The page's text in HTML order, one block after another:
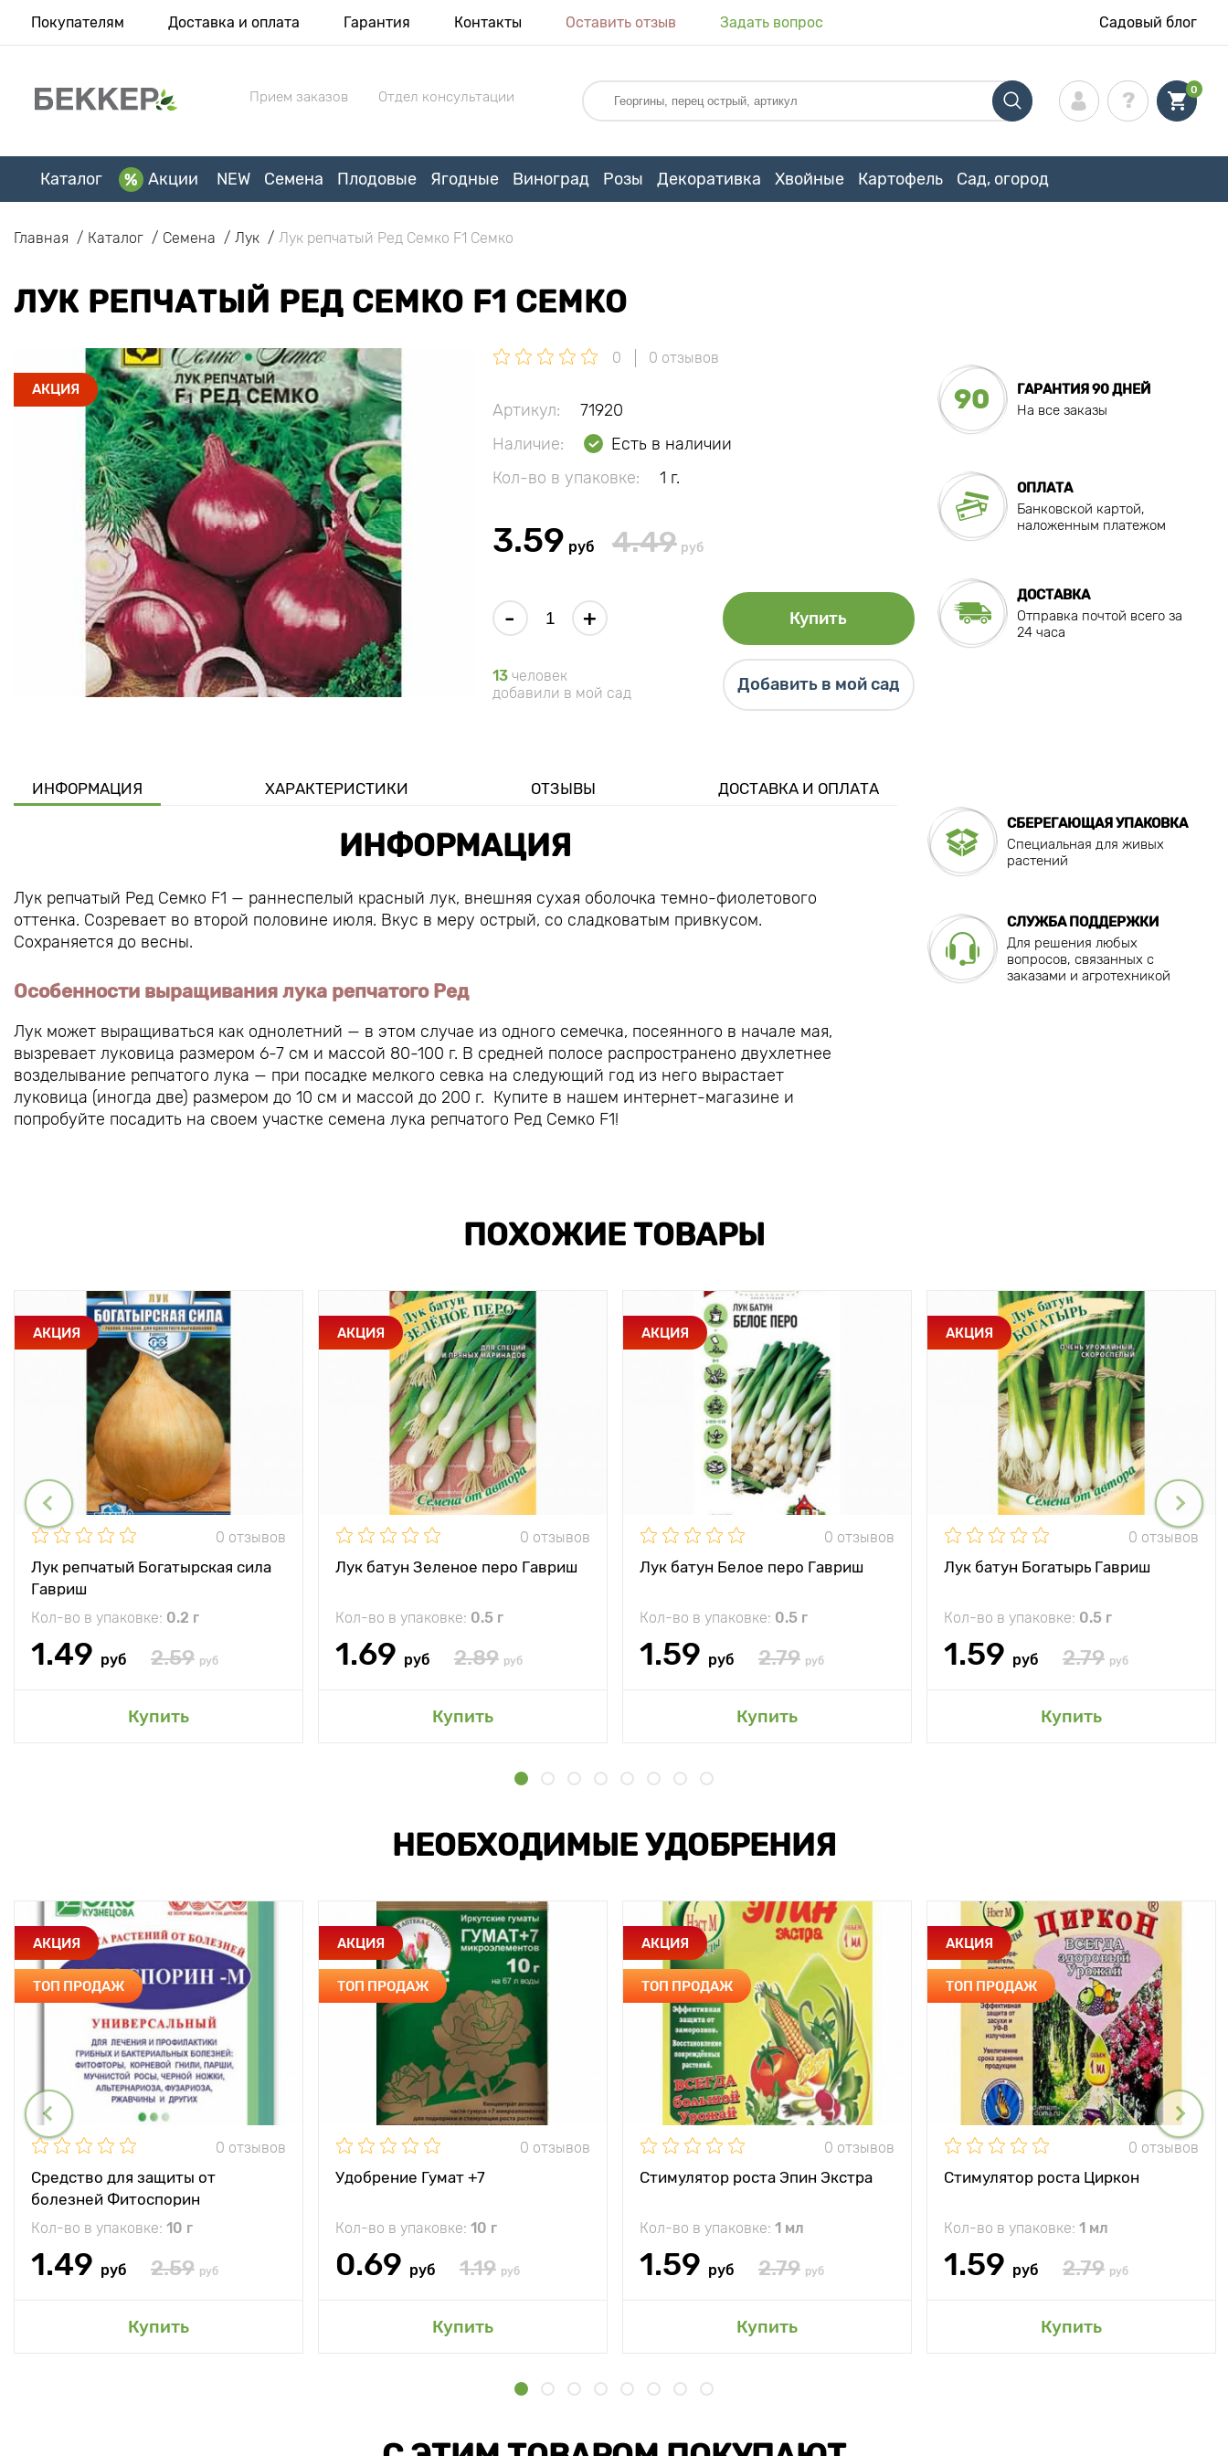
Покупателям Доставка и оплата Гарантия Контакты Оставить отзыв Задать вопрос Садовый блог
Прием заказов Отдел консультации 0
Каталог Акции NEW Семена Плодовые Ягодные Виноград Розы Декоративка Хвойные Картофель Сад, огород
Главная Каталог Семена Лук Лук репчатый Ред Семко F1 Семко
ЛУК РЕПЧАТЫЙ РЕД СЕМКО F1 СЕМКО
АКЦИЯ
0 0 отзывов
Артикул:
71920
Наличие:
Есть в наличии
Кол-во в упаковке:
1 г.
3.59 руб 4.49 руб
- + Купить
13 человек
добавили в мой сад
Добавить в мой сад
90
ГАРАНТИЯ 90 ДНЕЙ
На все заказы
ОПЛАТА
Банковской картой,
наложенным платежом
ДОСТАВКА
Отправка почтой всего за
24 часа
ИНФОРМАЦИЯ ХАРАКТЕРИСТИКИ ОТЗЫВЫ ДОСТАВКА И ОПЛАТА
ИНФОРМАЦИЯ
Лук репчатый Ред Семко F1 — раннеспелый красный лук, внешняя сухая оболочка темно-фиолетового
оттенка. Созревает во второй половине июля. Вкус в меру острый, со сладковатым привкусом.
Сохраняется до весны.
Особенности выращивания лука репчатого Ред
Лук может выращиваться как однолетний — в этом случае из одного семечка, посеянного в начале мая,
вызревает луковица размером 6-7 см и массой 80-100 г. В средней полосе распространено двухлетнее
возделывание репчатого лука — при посадке мелкого севка на следующий год из него вырастает
луковица (иногда две) размером до 10 см и массой до 200 г. Купите в нашем интернет-магазине и
попробуйте посадить на своем участке семена лука репчатого Ред Семко F1!
СБЕРЕГАЮЩАЯ УПАКОВКА
Специальная для живых
растений
СЛУЖБА ПОДДЕРЖКИ
Для решения любых
вопросов, связанных с
заказами и агротехникой
ПОХОЖИЕ ТОВАРЫ
АКЦИЯ
0 отзывов
Лук репчатый Богатырская сила
Гавриш
Кол-во в упаковке: 0.2 г
1.49 руб 2.59 руб
Купить
АКЦИЯ
0 отзывов
Лук батун Зеленое перо Гавриш
Кол-во в упаковке: 0.5 г
1.69 руб 2.89 руб
Купить
АКЦИЯ
0 отзывов
Лук батун Белое перо Гавриш
Кол-во в упаковке: 0.5 г
1.59 руб 2.79 руб
Купить
АКЦИЯ
0 отзывов
Лук батун Богатырь Гавриш
Кол-во в упаковке: 0.5 г
1.59 руб 2.79 руб
Купить
НЕОБХОДИМЫЕ УДОБРЕНИЯ
АКЦИЯ
ТОП ПРОДАЖ
0 отзывов
Средство для защиты от
болезней Фитоспорин
Кол-во в упаковке: 10 г
1.49 руб 2.59 руб
Купить
АКЦИЯ
ТОП ПРОДАЖ
0 отзывов
Удобрение Гумат +7
Кол-во в упаковке: 10 г
0.69 руб 1.19 руб
Купить
АКЦИЯ
ТОП ПРОДАЖ
0 отзывов
Стимулятор роста Эпин Экстра
Кол-во в упаковке: 1 мл
1.59 руб 2.79 руб
Купить
АКЦИЯ
ТОП ПРОДАЖ
0 отзывов
Стимулятор роста Циркон
Кол-во в упаковке: 1 мл
1.59 руб 2.79 руб
Купить